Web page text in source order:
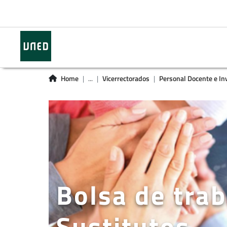
Home ... Vicerrectorados Personal Docente e
Bolsa de